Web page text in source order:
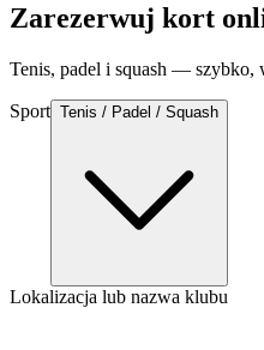
Zarezerwuj kort
Tenis, padel i squash — szybko,
Sport Tenis / Padel / Squash
Lokalizacja lub nazwa klubu